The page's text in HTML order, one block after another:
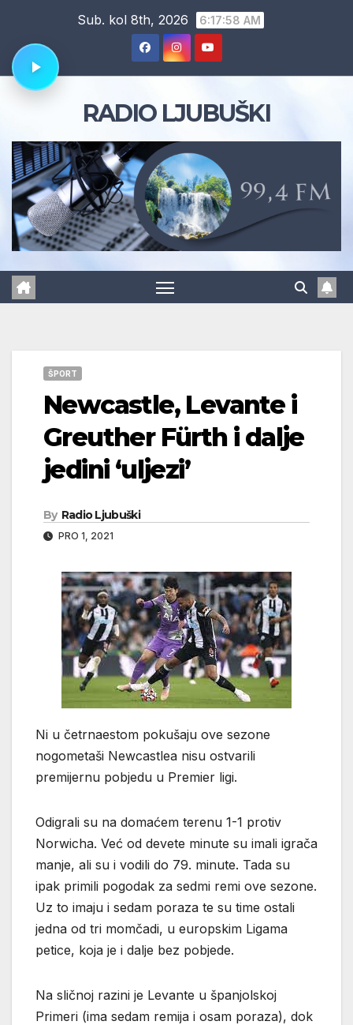
content
Sub. kol 8th, 2026 6:17:58 AM
RADIO LJUBUŠKI
ŠPORT
Newcastle, Levante i
Greuther Fürth i dalje
jedini ‘uljezi’
By Radio Ljubuški
PRO 1, 2021
Ni u četrnaestom pokušaju ove sezone
nogometaši Newcastlea nisu ostvarili
premijernu pobjedu u Premier ligi.
Odigrali su na domaćem terenu 1-1 protiv
Norwicha. Već od devete minute su imali igrača
manje, ali su i vodili do 79. minute. Tada su
ipak primili pogodak za sedmi remi ove sezone.
Uz to imaju i sedam poraza te su time ostali
jedna od tri momčadi, u europskim Ligama
petice, koja je i dalje bez pobjede.
Na sličnoj razini je Levante u španjolskoj
Primeri (ima sedam remija i osam poraza), dok